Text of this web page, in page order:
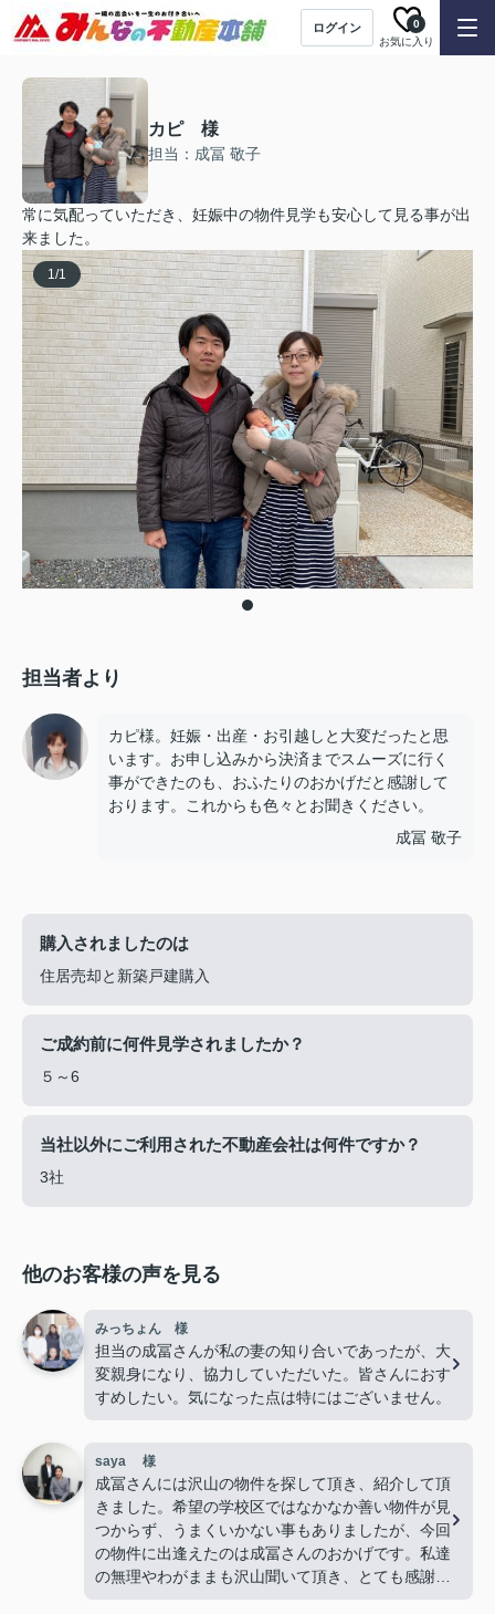
ログイン
お気に入り
0
カピ 様
担当：成冨 敬子
常に気配っていただき、妊娠中の物件見学も安心して見る事が出
来ました。
1/1
担当者より
カピ様。妊娠・出産・お引越しと大変だったと思
います。お申し込みから決済までスムーズに行く
事ができたのも、おふたりのおかげだと感謝して
おります。これからも色々とお聞きください。
成冨 敬子
購入されましたのは
住居売却と新築戸建購入
ご成約前に何件見学されましたか？
５～6
当社以外にご利用された不動産会社は何件ですか？
3社
他のお客様の声を見る
みっちょん 様
担当の成冨さんが私の妻の知り合いであったが、大
変親身になり、協力していただいた。皆さんにおす
すめしたい。気になった点は特にはございません。
saya 様
成冨さんには沢山の物件を探して頂き、紹介して頂
きました。希望の学校区ではなかなか善い物件が見
つからず、うまくいかない事もありましたが、今回
の物件に出逢えたのは成冨さんのおかげです。私達
の無理やわがままも沢山聞いて頂き、とても感謝し